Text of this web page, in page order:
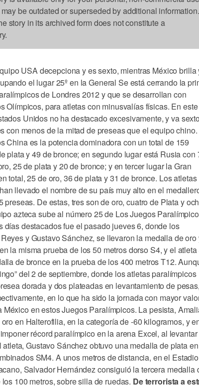
be outdated or superseded by additional information.
story in its archived form does not constitute a
USA decepciona y es sexto, mientras México brilla
el lugar 25º en la General Se está cerrando la
de Londres 2012 y que se desarrollan con
Olímpicos, para atletas con minusvalías físicas. En este
Unidos no ha destacado excesivamente, y va
con menos de la mitad de preseas que el equipo
China es la potencia dominadora con un total de 159
plata y 49 de bronce; en segundo lugar está Rusia con
25 de plata y 20 de bronce; y en tercer lugar la Gran
total, 25 de oro, 36 de plata y 31 de bronce. Los atletas
llevado el nombre de su país muy alto en el
preseas. De estas, tres son de oro, cuatro de Plata y
azteca sube al número 25 de Los Juegos
días destacados fue el pasado jueves 6, donde los
y Gustavo Sánchez, se llevaron la medalla de oro
la misma prueba de los 50 metros dorso S4, y el
de bronce en la prueba de los 400 metros T12.
del 2 de septiembre, donde los atletas paralímpicos
dorada y dos plateadas en levantamiento de pesas,
en lo que ha sido la jornada con mayor
México en estos Juegos Paralímpicos. La pesista,
en Halterofilia, en la categoría de -60 kilogramos, y
récord paralímpico en la arena Excel, al
Gustavo Sánchez obtuvo una medalla de plata
SM4. A unos metros de distancia, en el Estadio
Salvador Hernández consiguió la tercera medalla
100 metros, sobre silla de ruedas. De terrorista a